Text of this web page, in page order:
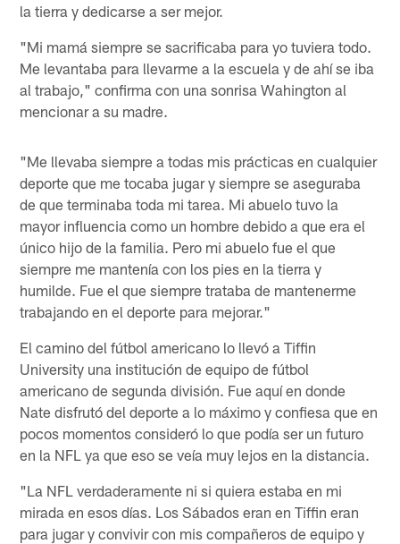
la tierra y dedicarse a ser mejor.
"Mi mamá siempre se sacrificaba para yo tuviera todo.
Me levantaba para llevarme a la escuela y de ahí se iba
al trabajo," confirma con una sonrisa Wahington al
mencionar a su madre.
"Me llevaba siempre a todas mis prácticas en cualquier
deporte que me tocaba jugar y siempre se aseguraba
de que terminaba toda mi tarea. Mi abuelo tuvo la
mayor influencia como un hombre debido a que era el
único hijo de la familia. Pero mi abuelo fue el que
siempre me mantenía con los pies en la tierra y
humilde. Fue el que siempre trataba de mantenerme
trabajando en el deporte para mejorar."
El camino del fútbol americano lo llevó a Tiffin
University una institución de equipo de fútbol
americano de segunda división. Fue aquí en donde
Nate disfrutó del deporte a lo máximo y confiesa que en
pocos momentos consideró lo que podía ser un futuro
en la NFL ya que eso se veía muy lejos en la distancia.
"La NFL verdaderamente ni si quiera estaba en mi
mirada en esos días. Los Sábados eran en Tiffin eran
para jugar y convivir con mis compañeros de equipo y